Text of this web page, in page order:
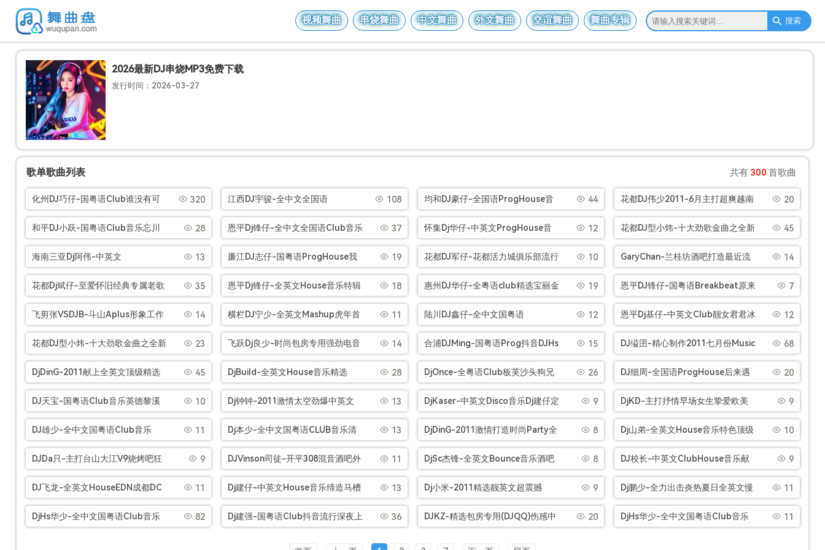
视频舞曲 串烧舞曲 中文舞曲 外文舞曲 交谊舞曲 舞曲专辑 搜索
2026最新DJ串烧MP3免费下载
发行时间：2026-03-27
歌单歌曲列表 共有 300 首歌曲
化州DJ巧仔-国粤语Club谁没有可
爱的家温暖沙发Hi慢摇串烧[Mp3]
320
江西DJ宇骏-全中文全国语
Breakbeat音乐情歌备爱情人节串
烧[Mp3]
108
均和DJ豪仔-全国语ProgHouse音
乐喵喵大人生日快乐926串烧[Mp3]
44
花都DJ伟少2011-6月主打超爽越南
HOUSE音乐串烧[Mp3]
20
和平DJ小跃-国粤语Club音乐忘川
彼岸情人梦回云南灰姑娘串烧
28
恩平Dj锋仔-全中文全国语Club音乐
专属心愉指定告白气球V2串烧
37
怀集Dj华仔-中英文ProgHouse音
乐精选缅甸包房跳舞串烧[Mp3]
12
花都DJ型小炜-十大劲歌金曲之全新
气氛粤语包房串烧[Mp3]
45
海南三亚Dj阿伟-中英文
ProgHouse音乐MkjTime音乐抖音
串烧[Mp3]
13
廉江DJ志仔-国粤语ProgHouse我
热红牛如火你冰冻成水串烧[Mp3]
19
花都DJ军仔-花都活力城俱乐部流行
House音乐串烧[Mp3]
10
GaryChan-兰桂坊酒吧打造最近流
行越南风格House串烧[Mp3]
14
花都Dj斌仔-至爱怀旧经典专属老歌
CLUB音乐串烧[Mp3]
35
恩平Dj锋仔-全英文House音乐特辑
深水炸弹极速飞车越鼓串烧[Mp3]
18
惠州DJ华仔-全粤语club精选宝丽金
经典白金销量专辑串烧[Mp3]
19
恩平DJ锋仔-国粤语Breakbeat原来
她不够爱我V2车载私房串烧[Mp3]
7
飞剪张VSDJB-斗山Aplus形象工作
室Show音乐现场[Mp3]
14
横栏DJ宁少-全英文Mashup虎年首
张混搭电子元素潮流榜单串烧
[Mp3]
11
陆川DJ鑫仔-全中文国粤语
FunkyBreak音乐提给所有兄弟们串
12
恩平Dj基仔-中英文Club靓女君君冰
醇嘉士伯唔准唔开心串烧[Mp3]
12
花都DJ型小炜-十大劲歌金曲之全新
气氛粤语串烧[Mp3]
23
飞跃Dj良少-时尚包房专用强劲电音
House音乐舞曲串烧[Mp3]
14
合浦DJMing-国粤语Prog抖音DJHs
华少习惯失恋5月包房串烧[Mp3]
15
DJ缢囝-精心制作2011七月份Music
Party音乐串烧[Mp3]
68
DjDinG-2011献上全英文顶级精选
电音HOUSE串烧[Mp3]
45
DjBuild-全英文House音乐精选
2017热播欧美商业DJ慢摇串烧
[Mp3]
28
DjOnce-全粤语Club板芙沙头狗兄
石斑齐齐入局怀旧抖音串烧[Mp3]
26
DJ细周-全国语ProgHouse后来遇
见他让我欢喜让我忧串烧[Mp3]
20
DJ天宝-国粤语Club音乐英德黎溪
明少订做一个人挺好串烧[Mp3]
10
Dj钟钟-2011激情太空劲爆中英文
Disco音乐串烧D119[Mp3]
13
DjKaser-中英文Disco音乐Dj建仔定
制演绎上头回忆杀串烧[Mp3]
9
DjKD-主打抒情早场女生挚爱欧美
风格系列全英文音乐大碟[Mp3]
9
DJ雄少-全中文国粤语Club音乐
2017黑街刚好遇见你慢摇串烧
11
Dj本少-全中文国粤语CLUB音乐清
风独家全女声天籁之音慢摇串烧
13
DjDinG-2011激情打造时尚Party全
英文电音House串烧[Mp3]
8
Dj山弟-全英文House音乐特色顶级
弹跳电音商业高品质串烧[Mp3]
10
DJDa只-主打台山大江V9烧烤吧狂
嗨英文House音乐串烧[Mp3]
9
DJVinson司徒-开平308混音酒吧外
文HOUSE风格串烧[Mp3]
11
DjSc杰锋-全英文Bounce音乐酒吧
连锁反应电子跳弹神曲串烧[Mp3]
8
DJ校长-中英文ClubHouse音乐献
给四村芷婷姐姐生日大乐串烧
[Mp3]
9
DJ飞龙-全英文HouseEDN成都DC
酒吧主场爆炸主题极品串烧[Mp3]
11
Dj建仔-中英文House音乐缔造马槽
Kobe抖音热播气氛慢摇串烧[Mp3]
13
Dj小米-2011精选靓英文超震撼
DISCO音乐串烧NO1[Mp3]
9
Dj鹏少-全力出击炎热夏日全英文慢
摇HOUSE串烧[Mp3]
11
DjHs华少-全中文国粤语Club音乐
82
Dj建强-国粤语CIub抖音流行深夜上
36
DJKZ-精选包房专用(DJQQ)伤感中
20
DjHs华少-全中文国粤语Club音乐
11